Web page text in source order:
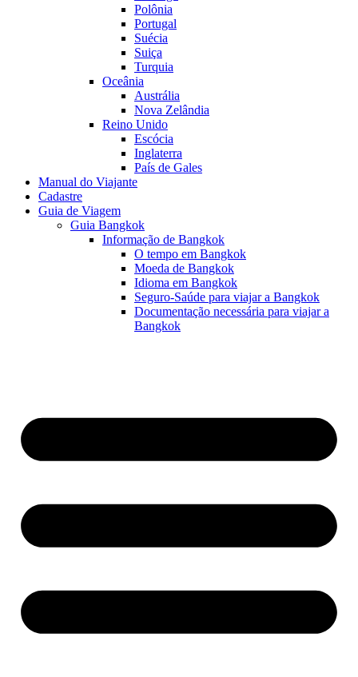
Polônia
Portugal
Suécia
Suiça
Turquia
Oceânia
Austrália
Nova Zelândia
Reino Unido
Escócia
Inglaterra
País de Gales
Manual do Viajante
Cadastre
Guia de Viagem
Guia Bangkok
Informação de Bangkok
O tempo em Bangkok
Moeda de Bangkok
Idioma em Bangkok
Seguro-Saúde para viajar a Bangkok
Documentação necessária para viajar a
Bangkok